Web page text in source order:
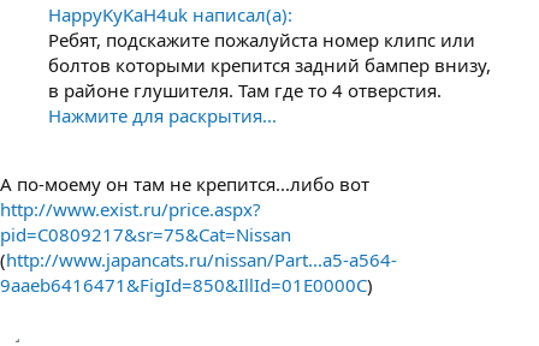
HappyKyKaH4uk написал(а):
Ребят, подскажите пожалуйста номер клипс или
болтов которыми крепится задний бампер внизу,
в районе глушителя. Там где то 4 отверстия.
Нажмите для раскрытия...
А по-моему он там не крепится...либо вот
http://www.exist.ru/price.aspx?
pid=C0809217&sr=75&Cat=Nissan
(http://www.japancats.ru/nissan/Part...a5-a564-
9aaeb6416471&FigId=850&IllId=01E0000C)